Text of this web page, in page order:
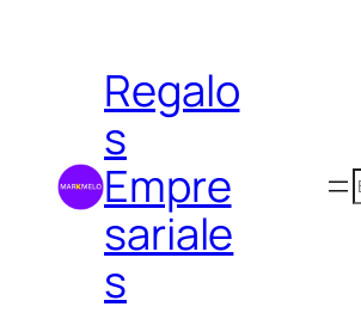
contenidoRegalo
s
Empre
sariale
s